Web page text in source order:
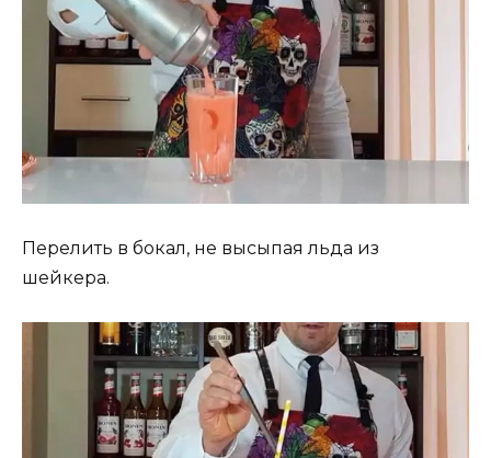
Перелить в бокал, не высыпая льда из
шейкера.